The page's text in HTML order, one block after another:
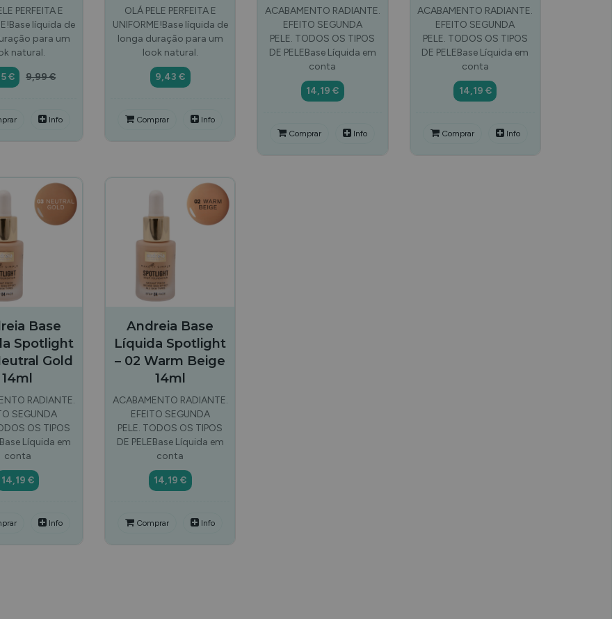
PERFEITA E
líquida de
para um
natural.
€ 9,99 €
Info
OLÁ PELE PERFEITA E
UNIFORME!Base líquida de
longa duração para um
look natural.
9,43 €
Comprar Info
ACABAMENTO RADIANTE.
EFEITO SEGUNDA
PELE. TODOS OS TIPOS
DE PELEBase Líquida em
conta
14,19 €
Comprar Info
ACABAMENTO RADIANTE.
EFEITO SEGUNDA
PELE. TODOS OS TIPOS
DE PELEBase Líquida em
conta
14,19 €
Comprar Info
Base
Spotlight
Gold
14ml
RADIANTE.
SEGUNDA
OS TIPOS
Líquida em
conta
14,19 €
Info
Andreia Base
Líquida Spotlight
– 02 Warm Beige
14ml
ACABAMENTO RADIANTE.
EFEITO SEGUNDA
PELE. TODOS OS TIPOS
DE PELEBase Líquida em
conta
14,19 €
Comprar Info